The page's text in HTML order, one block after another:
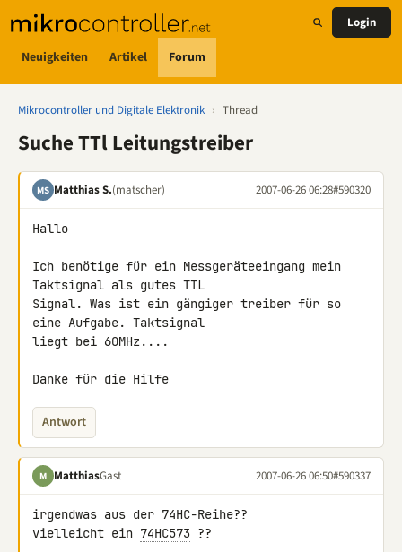
Neuigkeiten Artikel Forum
Login
Mikrocontroller und Digitale Elektronik › Thread
Suche TTl Leitungstreiber
MS Matthias S.(matscher) 2007-06-26 06:28#590320
Hallo
Ich benötige für ein Messgeräteeingang mein
Taktsignal als gutes TTL
Signal. Was ist ein gängiger treiber für so
eine Aufgabe. Taktsignal
liegt bei 60MHz....
Danke für die Hilfe
Antwort
M MatthiasGast 2007-06-26 06:50#590337
irgendwas aus der 74HC-Reihe??
vielleicht ein 74HC573 ??